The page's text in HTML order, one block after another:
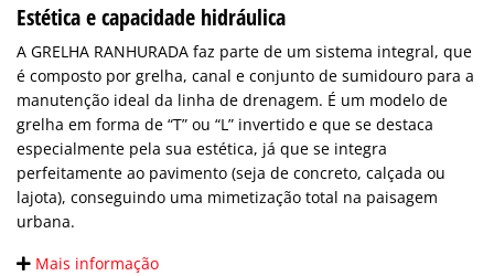
Estética e capacidade hidráulica
A GRELHA RANHURADA faz parte de um sistema integral, que
é composto por grelha, canal e conjunto de sumidouro para a
manutenção ideal da linha de drenagem. É um modelo de
grelha em forma de “T” ou “L” invertido e que se destaca
especialmente pela sua estética, já que se integra
perfeitamente ao pavimento (seja de concreto, calçada ou
lajota), conseguindo uma mimetização total na paisagem
urbana.
Mais informação